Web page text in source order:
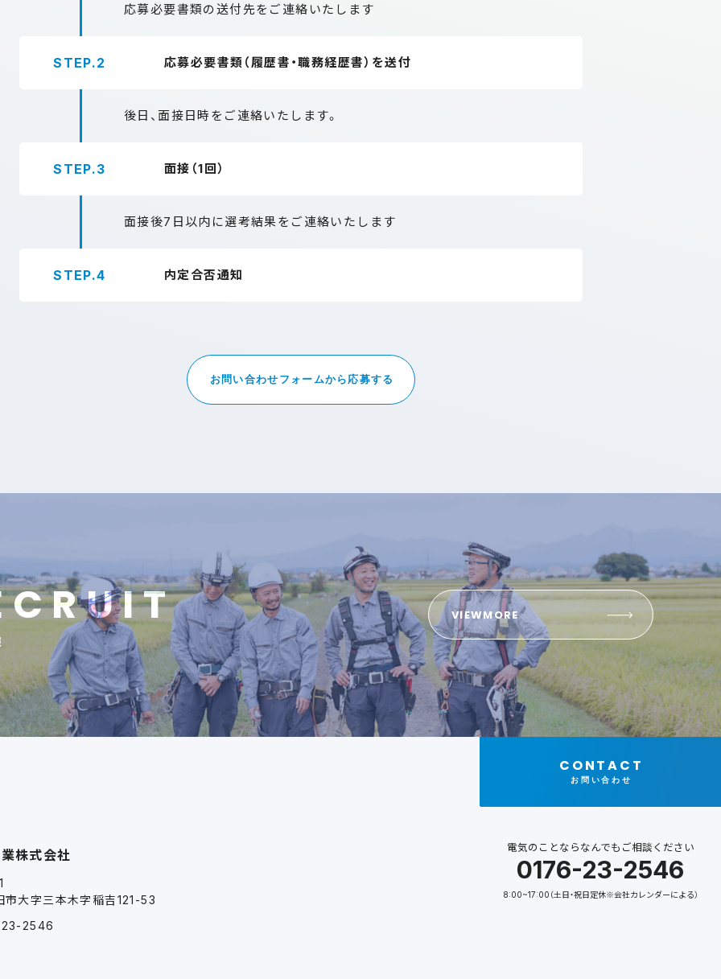
応募必要書類の送付先をご連絡いたします
STEP.2 応募必要書類（履歴書・職務経歴書）を送付
後日、面接日時をご連絡いたします。
STEP.3 面接（1回）
面接後7日以内に選考結果をご連絡いたします
STEP.4 内定合否通知
お問い合わせフォームから応募する
CRUIT VIEWMORE
株式会社
市大字三本木字稲吉121-53
23-2546
CONTACT
お問い合わせ
電気のことならなんでもご相談ください
0176-23-2546
8:00~17:00（土日・祝日定休※会社カレンダーによる）